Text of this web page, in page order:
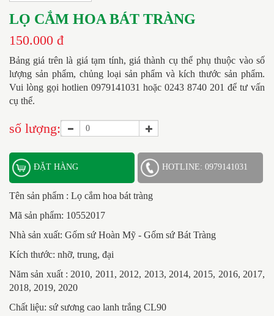
LỌ CẮM HOA BÁT TRÀNG
150.000 đ
Bảng giá trên là giá tạm tính, giá thành cụ thể phụ thuộc vào số
lượng sản phẩm, chủng loại sản phẩm và kích thước sản phẩm.
Vui lòng gọi hotlien 0979141031 hoặc 0243 8740 201 để tư vấn
cụ thể.
số lượng:
ĐẶT HÀNG HOTLINE: 0979141031
Tên sản phẩm : Lọ cắm hoa bát tràng
Mã sản phẩm: 10552017
Nhà sản xuất: Gốm sứ Hoàn Mỹ - Gốm sứ Bát Tràng
Kích thước: nhỡ, trung, đại
Năm sản xuất : 2010, 2011, 2012, 2013, 2014, 2015, 2016, 2017,
2018, 2019, 2020
Chất liệu: sứ sương cao lanh trắng CL90